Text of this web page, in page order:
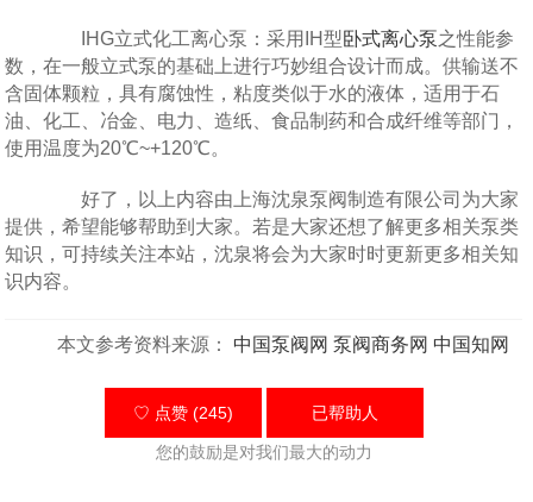
IHG立式化工离心泵：采用IH型卧式离心泵之性能参
数，在一般立式泵的基础上进行巧妙组合设计而成。供输送不
含固体颗粒，具有腐蚀性，粘度类似于水的液体，适用于石
油、化工、冶金、电力、造纸、食品制药和合成纤维等部门，
使用温度为20℃~+120℃。
好了，以上内容由上海沈泉泵阀制造有限公司为大家
提供，希望能够帮助到大家。若是大家还想了解更多相关泵类
知识，可持续关注本站，沈泉将会为大家时时更新更多相关知
识内容。
本文参考资料来源： 中国泵阀网 泵阀商务网 中国知网
♡ 点赞 (245) 已帮助 人
您的鼓励是对我们最大的动力